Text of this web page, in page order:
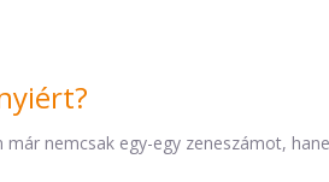
nemcsak egy-egy zeneszámot,